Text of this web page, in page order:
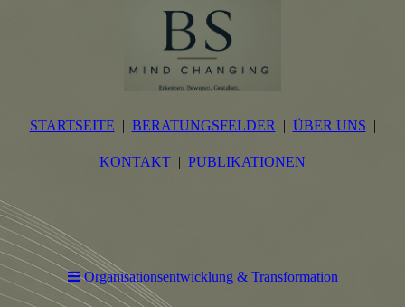
STARTSEITE BERATUNGSFELDER ÜBER UNS
KONTAKT PUBLIKATIONEN
Organisationsentwicklung & Transformation